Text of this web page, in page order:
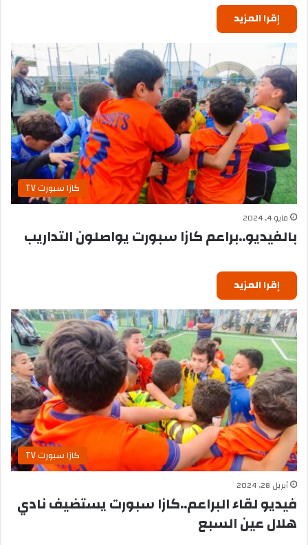
إقرا المزيد
كازا سبورت TV
مايو 4, 2024
بالفيديو..براعم كازا سبورت يواصلون التداريب
إقرا المزيد
كازا سبورت TV
أبريل 28, 2024
فيديو لقاء البراعم..كازا سبورت يستضيف نادي
هلال عين السبع